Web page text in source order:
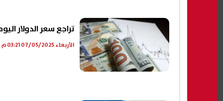
تراجع سعر الدولار اليوم في
الأربعاء 07/05/2025 03:21 م